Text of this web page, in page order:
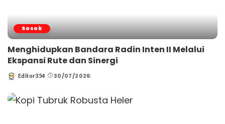
Sosok
Menghidupkan Bandara Radin Inten II Melalui
Ekspansi Rute dan Sinergi
Posted
Editor354 30/07/2026